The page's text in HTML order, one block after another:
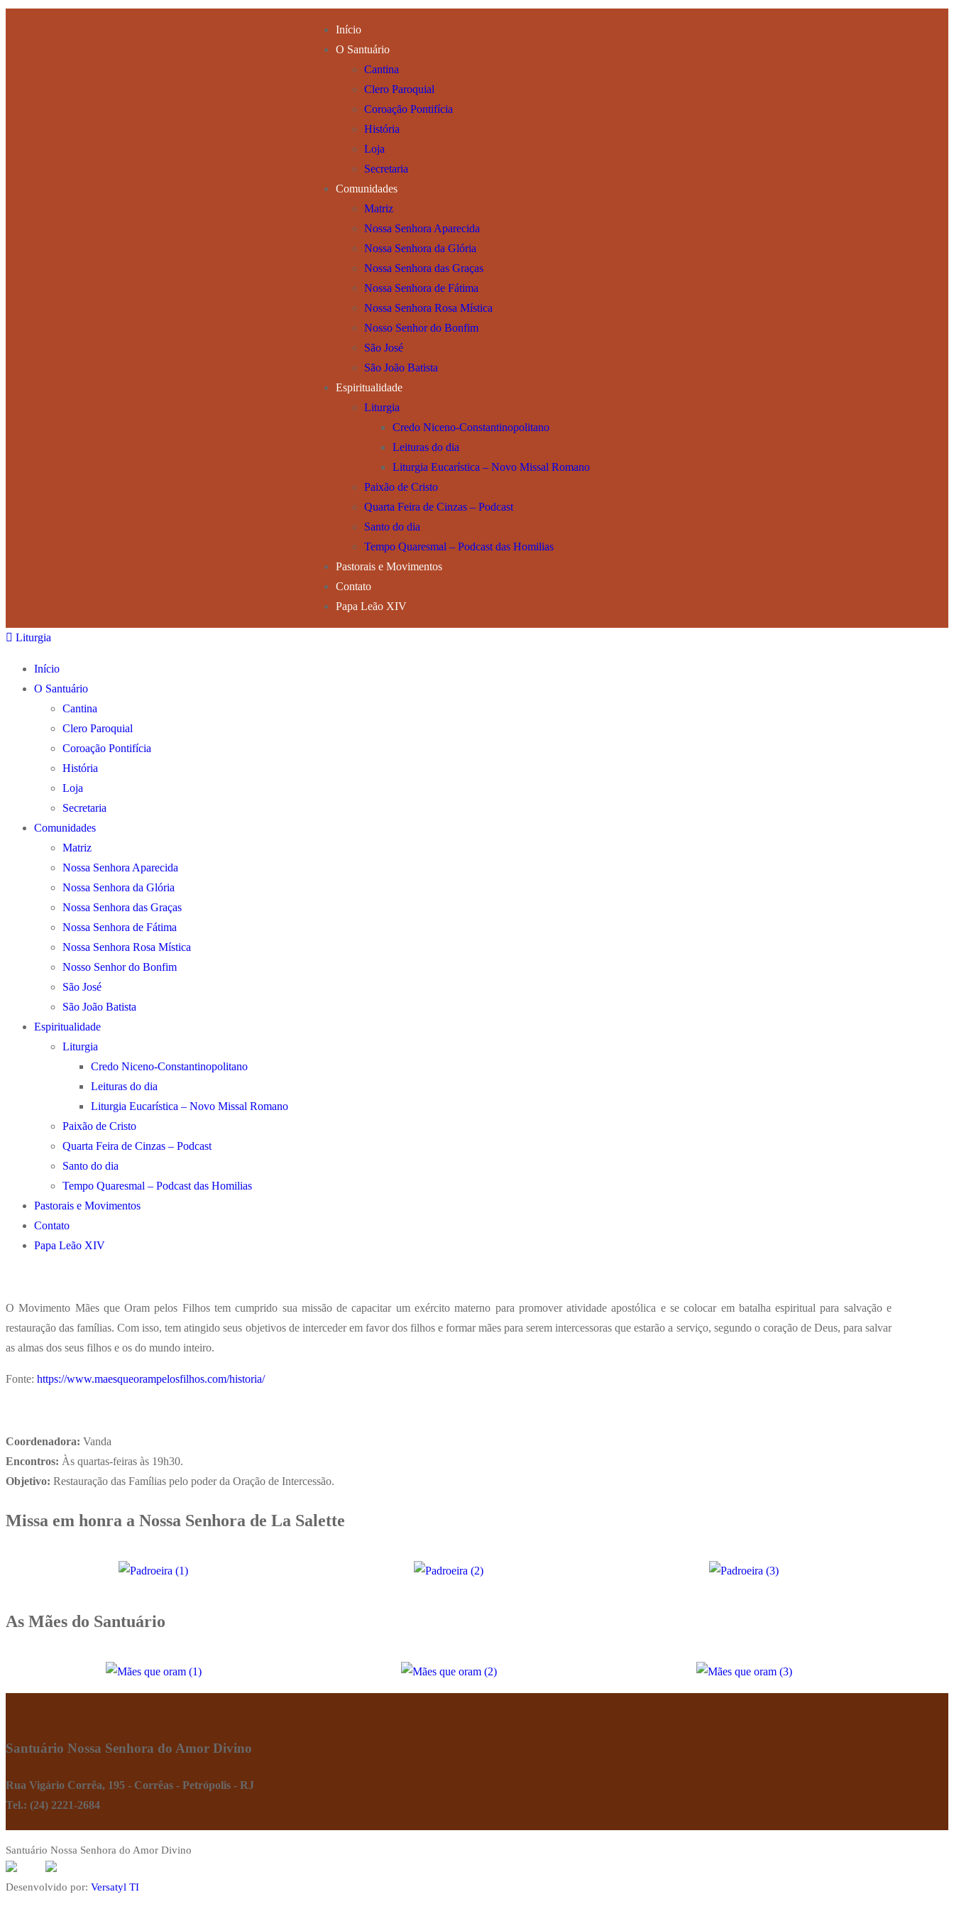
Início
O Santuário
Cantina
Clero Paroquial
Coroação Pontifícia
História
Loja
Secretaria
Comunidades
Matriz
Nossa Senhora Aparecida
Nossa Senhora da Glória
Nossa Senhora das Graças
Nossa Senhora de Fátima
Nossa Senhora Rosa Mística
Nosso Senhor do Bonfim
São José
São João Batista
Espiritualidade
Liturgia
Credo Niceno-Constantinopolitano
Leituras do dia
Liturgia Eucarística – Novo Missal Romano
Paixão de Cristo
Quarta Feira de Cinzas – Podcast
Santo do dia
Tempo Quaresmal – Podcast das Homilias
Pastorais e Movimentos
Contato
Papa Leão XIV
Liturgia
Início
O Santuário
Cantina
Clero Paroquial
Coroação Pontifícia
História
Loja
Secretaria
Comunidades
Matriz
Nossa Senhora Aparecida
Nossa Senhora da Glória
Nossa Senhora das Graças
Nossa Senhora de Fátima
Nossa Senhora Rosa Mística
Nosso Senhor do Bonfim
São José
São João Batista
Espiritualidade
Liturgia
Credo Niceno-Constantinopolitano
Leituras do dia
Liturgia Eucarística – Novo Missal Romano
Paixão de Cristo
Quarta Feira de Cinzas – Podcast
Santo do dia
Tempo Quaresmal – Podcast das Homilias
Pastorais e Movimentos
Contato
Papa Leão XIV
O Movimento Mães que Oram pelos Filhos tem cumprido sua missão de capacitar um exército materno para promover atividade apostólica e se colocar em batalha espiritual para salvação e
restauração das famílias. Com isso, tem atingido seus objetivos de interceder em favor dos filhos e formar mães para serem intercessoras que estarão a serviço, segundo o coração de Deus, para salvar
as almas dos seus filhos e os do mundo inteiro.
Fonte: https://www.maesqueorampelosfilhos.com/historia/
Coordenadora: Vanda
Encontros: Às quartas-feiras às 19h30.
Objetivo: Restauração das Famílias pelo poder da Oração de Intercessão.
Missa em honra a Nossa Senhora de La Salette
As Mães do Santuário
Santuário Nossa Senhora do Amor Divino
Rua Vigário Corrêa, 195 - Corrêas - Petrópolis - RJ
Tel.: (24) 2221-2684
Santuário Nossa Senhora do Amor Divino
Desenvolvido por: Versatyl TI